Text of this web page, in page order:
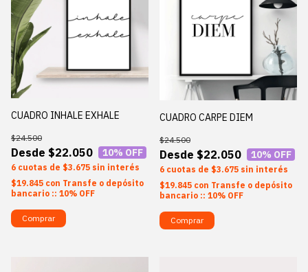
CUADRO INHALE EXHALE
$22.050
$24.500
10% OFF
6 $3.675 sin interés
$19.845 con Transfe o depósito
bancario :: 10% OFF
Comprar
CUADRO CARPE DIEM
$22.050
$24.500
10% OFF
6 $3.675 sin interés
$19.845 con Transfe o depósito
bancario :: 10% OFF
Comprar